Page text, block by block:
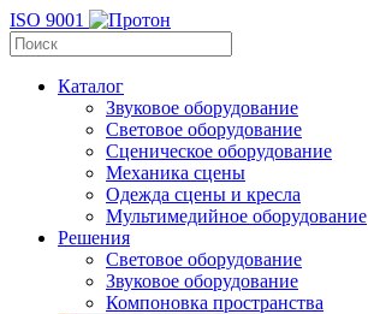
ISO 9001
Каталог
Звуковое оборудование
Световое оборудование
Сценическое оборудование
Механика сцены
Одежда сцены и кресла
Мультимедийное оборудование
Решения
Световое оборудование
Звуковое оборудование
Компоновка пространства